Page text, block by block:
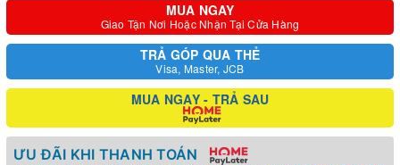
MUA NGAY
Giao Tận Nơi Hoặc Nhận Tại Cửa Hàng
TRẢ GÓP QUA THẺ
Visa, Master, JCB
MUA NGAY - TRẢ SAU
ƯU ĐÃI KHI THANH TOÁN